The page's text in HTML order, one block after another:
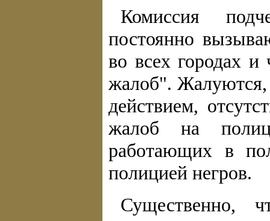
Комиссия
постоянно
во всех городах и
жалоб". Жалуются,
действием,
жалоб на
работающих в
полицией негров.
Существенно,